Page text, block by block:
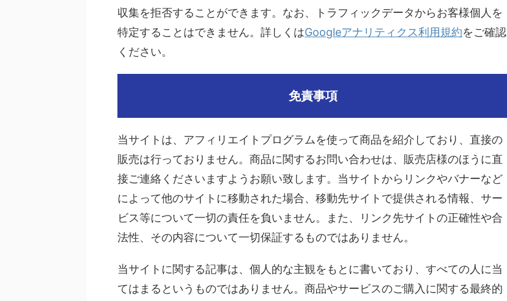
収集を拒否することができます。なお、トラフィックデータからお客様個人を
特定することはできません。詳しくはGoogleアナリティクス利用規約をご確認
ください。
免責事項
当サイトは、アフィリエイトプログラムを使って商品を紹介しており、直接の
販売は行っておりません。商品に関するお問い合わせは、販売店様のほうに直
接ご連絡くださいますようお願い致します。当サイトからリンクやバナーなど
によって他のサイトに移動された場合、移動先サイトで提供される情報、サー
ビス等について一切の責任を負いません。また、リンク先サイトの正確性や合
法性、その内容について一切保証するものではありません。
当サイトに関する記事は、個人的な主観をもとに書いており、すべての人に当
てはまるというものではありません。商品やサービスのご購入に関する最終的